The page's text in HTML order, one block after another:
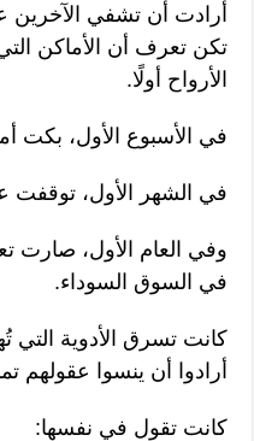
أرادت أن تشفي الآخرين
تكن تعرف أن الأماكن التي
الأرواح أولًا.
في الأسبوع الأول، بكت
في الشهر الأول، توقفت
وفي العام الأول، صارت
في السوق السوداء.
كانت تسرق الأدوية التي
أرادوا أن ينسوا عقولهم
كانت تقول في نفسها: